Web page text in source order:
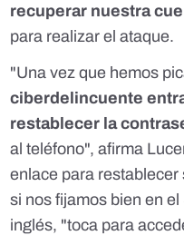
recuperar nuestra
para realizar el ataque.
"Una vez que hemos
ciberdelincuente
restablecer la
al teléfono", afirma
enlace para restablecer
si nos fijamos bien en
inglés, "toca para